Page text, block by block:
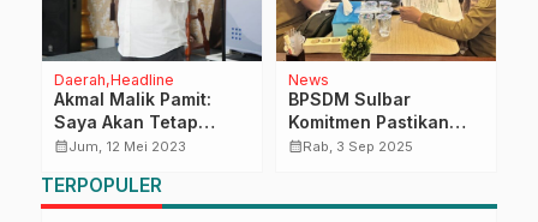
Daerah Headline
Akmal Malik Pamit:
Saya Akan Tetap
Perhatikan Sulbar
calendar_monthJum, 12 Mei 2023
News
BPSDM Sulbar
Komitmen Pastikan
Pengelolaan Gaji ASN
calendar_monthRab, 3 Sep 2025
TERPOPULER